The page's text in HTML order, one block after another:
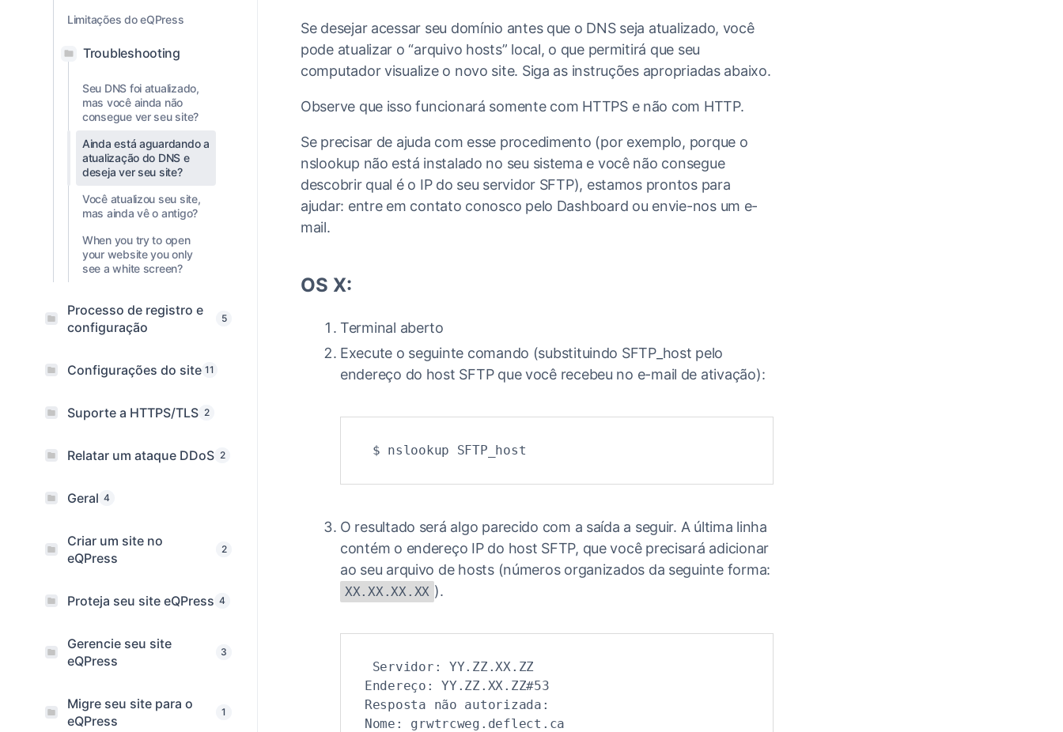
Limitações do eQPress
Troubleshooting
Seu DNS foi atualizado,
mas você ainda não
consegue ver seu site?
Ainda está aguardando a
atualização do DNS e
deseja ver seu site?
Você atualizou seu site,
mas ainda vê o antigo?
When you try to open
your website you only
see a white screen?
Processo de registro e
configuração
5
Configurações do site 11
Suporte a HTTPS/TLS 2
Relatar um ataque DDoS 2
Geral 4
Criar um site no
eQPress
2
Proteja seu site eQPress 4
Gerencie seu site
eQPress
3
Migre seu site para o
eQPress
1
Se desejar acessar seu domínio antes que o DNS seja atualizado, você
pode atualizar o “arquivo hosts” local, o que permitirá que seu
computador visualize o novo site. Siga as instruções apropriadas abaixo.
Observe que isso funcionará somente com HTTPS e não com HTTP.
Se precisar de ajuda com esse procedimento (por exemplo, porque o
nslookup não está instalado no seu sistema e você não consegue
descobrir qual é o IP do seu servidor SFTP), estamos prontos para
ajudar: entre em contato conosco pelo Dashboard ou envie-nos um e-
mail.
OS X:
Terminal aberto
Execute o seguinte comando (substituindo SFTP_host pelo
endereço do host SFTP que você recebeu no e-mail de ativação):
$ nslookup SFTP_host
O resultado será algo parecido com a saída a seguir. A última linha
contém o endereço IP do host SFTP, que você precisará adicionar
ao seu arquivo de hosts (números organizados da seguinte forma:
XX.XX.XX.XX ).
Servidor: YY.ZZ.XX.ZZ
Endereço: YY.ZZ.XX.ZZ#53
Resposta não autorizada:
Nome: grwtrcweg.deflect.ca